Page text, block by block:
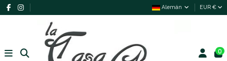
Alemán EUR €
0